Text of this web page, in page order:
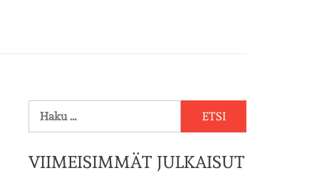
Haku:
VIIMEISIMMÄT JULKAISUT